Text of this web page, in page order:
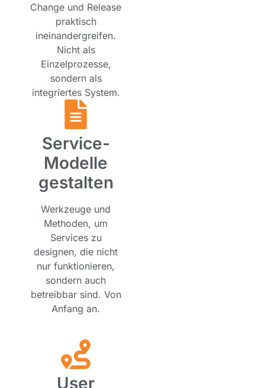
Change und Release
praktisch
ineinandergreifen.
Nicht als
Einzelprozesse,
sondern als
integriertes System.
Service-
Modelle
gestalten
Werkzeuge und
Methoden, um
Services zu
designen, die nicht
nur funktionieren,
sondern auch
betreibbar sind. Von
Anfang an.
User